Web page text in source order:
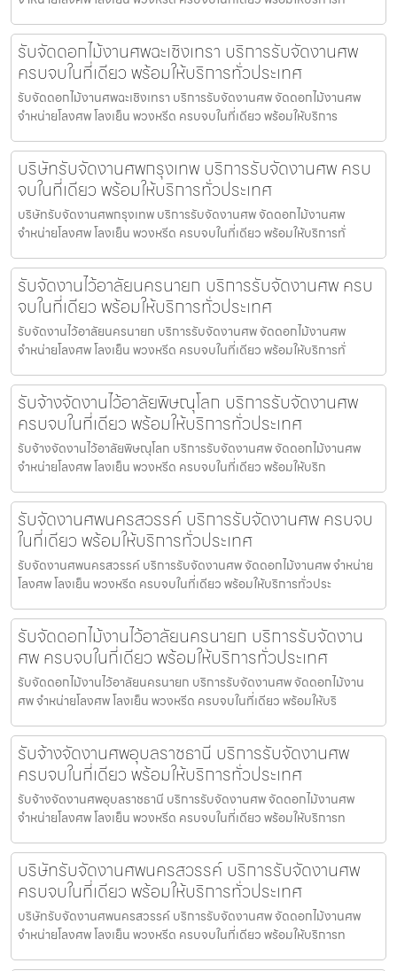
รับจัดดอกไม้งานศพฉะเชิงเทรา บริการรับจัดงานศพ
ครบจบในที่เดียว พร้อมให้บริการทั่วประเทศ
รับจัดดอกไม้งานศพฉะเชิงเทรา บริการรับจัดงานศพ จัดดอกไม้งานศพ
จำหน่ายโลงศพ โลงเย็น พวงหรีด ครบจบในที่เดียว พร้อมให้บริการ
บริษัทรับจัดงานศพกรุงเทพ บริการรับจัดงานศพ ครบ
จบในที่เดียว พร้อมให้บริการทั่วประเทศ
บริษัทรับจัดงานศพกรุงเทพ บริการรับจัดงานศพ จัดดอกไม้งานศพ
จำหน่ายโลงศพ โลงเย็น พวงหรีด ครบจบในที่เดียว พร้อมให้บริการทั่
รับจัดงานไว้อาลัยนครนายก บริการรับจัดงานศพ ครบ
จบในที่เดียว พร้อมให้บริการทั่วประเทศ
รับจัดงานไว้อาลัยนครนายก บริการรับจัดงานศพ จัดดอกไม้งานศพ
จำหน่ายโลงศพ โลงเย็น พวงหรีด ครบจบในที่เดียว พร้อมให้บริการทั่
รับจ้างจัดงานไว้อาลัยพิษณุโลก บริการรับจัดงานศพ
ครบจบในที่เดียว พร้อมให้บริการทั่วประเทศ
รับจ้างจัดงานไว้อาลัยพิษณุโลก บริการรับจัดงานศพ จัดดอกไม้งานศพ
จำหน่ายโลงศพ โลงเย็น พวงหรีด ครบจบในที่เดียว พร้อมให้บริก
รับจัดงานศพนครสวรรค์ บริการรับจัดงานศพ ครบจบ
ในที่เดียว พร้อมให้บริการทั่วประเทศ
รับจัดงานศพนครสวรรค์ บริการรับจัดงานศพ จัดดอกไม้งานศพ จำหน่าย
โลงศพ โลงเย็น พวงหรีด ครบจบในที่เดียว พร้อมให้บริการทั่วประ
รับจัดดอกไม้งานไว้อาลัยนครนายก บริการรับจัดงาน
ศพ ครบจบในที่เดียว พร้อมให้บริการทั่วประเทศ
รับจัดดอกไม้งานไว้อาลัยนครนายก บริการรับจัดงานศพ จัดดอกไม้งาน
ศพ จำหน่ายโลงศพ โลงเย็น พวงหรีด ครบจบในที่เดียว พร้อมให้บริ
รับจ้างจัดงานศพอุบลราชธานี บริการรับจัดงานศพ
ครบจบในที่เดียว พร้อมให้บริการทั่วประเทศ
รับจ้างจัดงานศพอุบลราชธานี บริการรับจัดงานศพ จัดดอกไม้งานศพ
จำหน่ายโลงศพ โลงเย็น พวงหรีด ครบจบในที่เดียว พร้อมให้บริการท
บริษัทรับจัดงานศพนครสวรรค์ บริการรับจัดงานศพ
ครบจบในที่เดียว พร้อมให้บริการทั่วประเทศ
บริษัทรับจัดงานศพนครสวรรค์ บริการรับจัดงานศพ จัดดอกไม้งานศพ
จำหน่ายโลงศพ โลงเย็น พวงหรีด ครบจบในที่เดียว พร้อมให้บริการท